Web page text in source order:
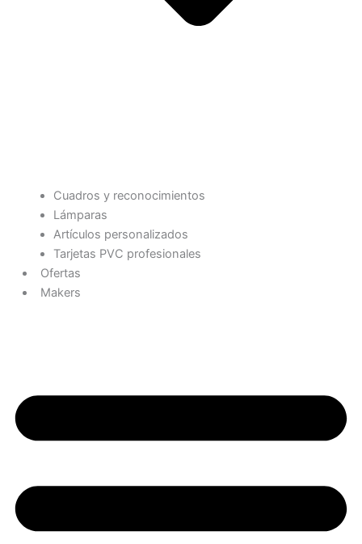
Cuadros y reconocimientos
Lámparas
Artículos personalizados
Tarjetas PVC profesionales
Ofertas
Makers